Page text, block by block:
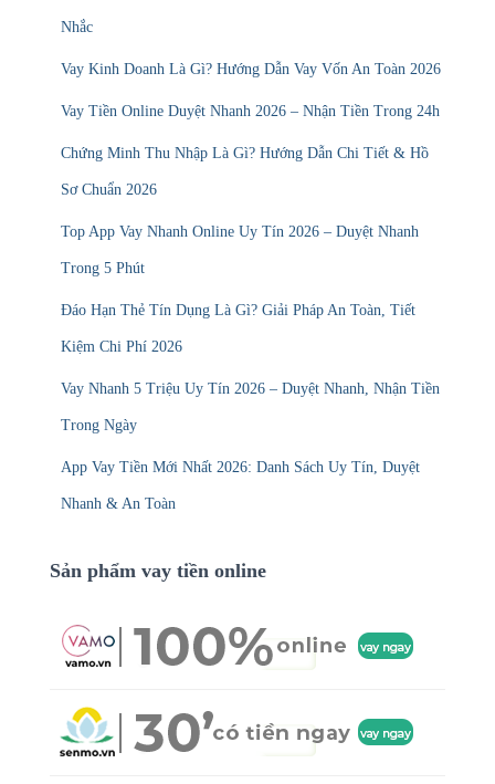
Nhắc
Vay Kinh Doanh Là Gì? Hướng Dẫn Vay Vốn An Toàn 2026
Vay Tiền Online Duyệt Nhanh 2026 – Nhận Tiền Trong 24h
Chứng Minh Thu Nhập Là Gì? Hướng Dẫn Chi Tiết & Hồ
Sơ Chuẩn 2026
Top App Vay Nhanh Online Uy Tín 2026 – Duyệt Nhanh
Trong 5 Phút
Đáo Hạn Thẻ Tín Dụng Là Gì? Giải Pháp An Toàn, Tiết
Kiệm Chi Phí 2026
Vay Nhanh 5 Triệu Uy Tín 2026 – Duyệt Nhanh, Nhận Tiền
Trong Ngày
App Vay Tiền Mới Nhất 2026: Danh Sách Uy Tín, Duyệt
Nhanh & An Toàn
Sản phẩm vay tiền online